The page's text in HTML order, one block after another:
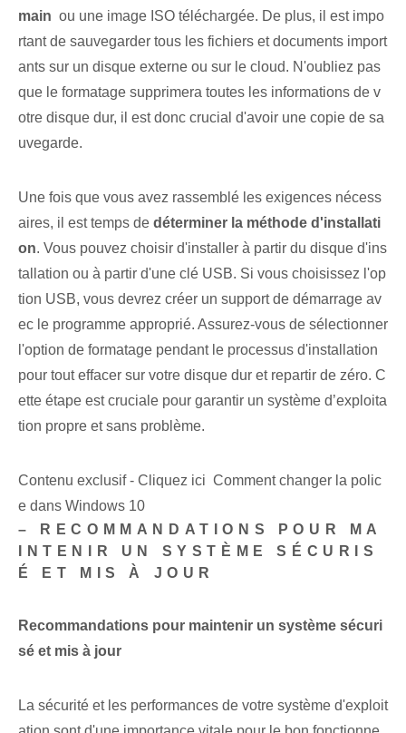
main ‍ ou une image ⁤ISO téléchargée. De plus, il est impo
rtant de sauvegarder tous les fichiers et documents import
ants sur un disque externe ou sur le cloud. N'oubliez pas⁢
que le formatage supprimera toutes les informations de v
otre disque dur, il est donc crucial d'avoir une copie de sa
uvegarde.
Une fois que vous avez rassemblé les exigences nécess
aires, il est temps de déterminer la méthode d'installati
on.⁢ Vous pouvez choisir d'installer à partir du disque d'ins
tallation ou à partir d'une clé USB. Si vous choisissez l'op
tion USB, vous devrez créer un support de démarrage av
ec le programme approprié. Assurez-vous de sélectionner
l'option de formatage pendant le processus d'installation
pour tout effacer sur votre disque dur et repartir de zéro. C
ette étape est cruciale pour garantir un système d’exploita
tion propre et sans problème.
Contenu exclusif - Cliquez ici Comment changer la polic
e dans Windows 10
– RECOMMANDATIONS POUR MA
INTENIR UN SYSTÈME SÉCURIS
É ET MIS À JOUR
Recommandations pour maintenir un système sécuri
sé et mis à jour
La sécurité et les performances de votre système d'exploit